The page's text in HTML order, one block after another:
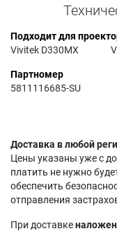
Подходит для
Vivitek D330MX
Партномер
5811116685-SU
Доставка в любой
Цены указаны уже с
платить не нужно
обеспечить
отправления
При доставке